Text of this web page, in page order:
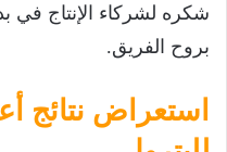
شكره لشركاء الإنتاج في
بروح الفريق.
استعراض نتائج